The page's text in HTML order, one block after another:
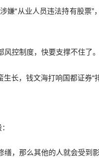
嫌“从业人员违法持有股票
控制度，快要支撑不住了。
，那么其他的人就会受到